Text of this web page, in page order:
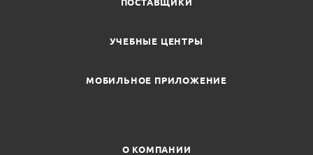
ПОСТАВЩИКИ
УЧЕБНЫЕ ЦЕНТРЫ
МОБИЛЬНОЕ ПРИЛОЖЕНИЕ
О КОМПАНИИ